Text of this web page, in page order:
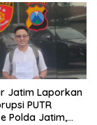
Jatim Laporkan
PUTR
Polda Jatim,